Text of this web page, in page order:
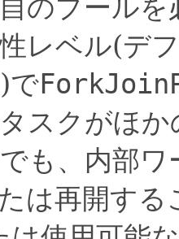
のプール
レベル(デ
で
スクがほ
も、内部
は再開す